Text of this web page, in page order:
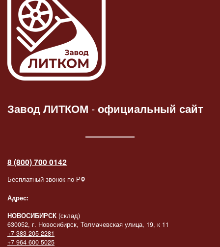
Завод ЛИТКОМ -официальный сайт
8 (800) 700 0142
Бесплатный звонок по РФ
Адрес:
НОВОСИБИРСК (склад)
630052, г. Новосибирск, Толмачевская улица, 19, к 11
+7 383 205 2281
+7 964 600 5025